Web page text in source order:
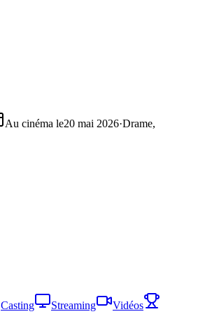
Au cinéma le20 mai 2026·Drame,
Casting Streaming
Vidéos